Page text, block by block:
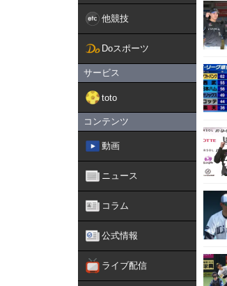
他競技
Doスポーツ
サービス
toto
コンテンツ
動画
ニュース
コラム
公式情報
ライブ配信